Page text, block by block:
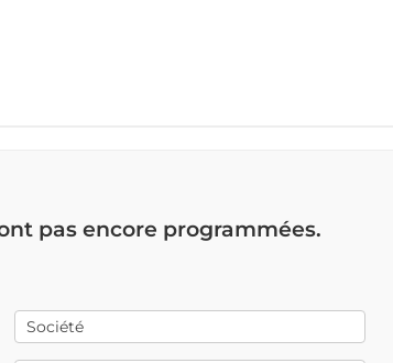
pas encore programmées.